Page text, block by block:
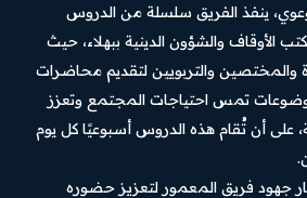
ينفذ الفريق سلسلة من الدروس
الأوقاف والشؤون الدينية ببهلاء، حيث
والتربويين لتقديم محاضرات
موضوعات تمس احتياجات المجتمع وتعزز
على أن تُقام هذه الدروس أسبوعيًا كل يوم
جهود فريق المعمور لتعزيز حضوره